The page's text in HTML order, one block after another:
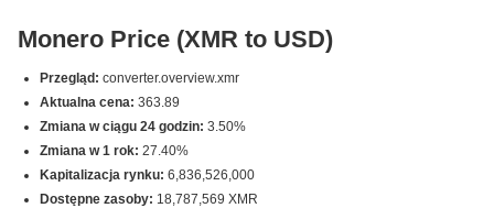
Monero Price (XMR to USD)
Przegląd: converter.overview.xmr
Aktualna cena: 363.89
Zmiana w ciągu 24 godzin: 3.50%
Zmiana w 1 rok: 27.40%
Kapitalizacja rynku: 6,836,526,000
Dostępne zasoby: 18,787,569 XMR